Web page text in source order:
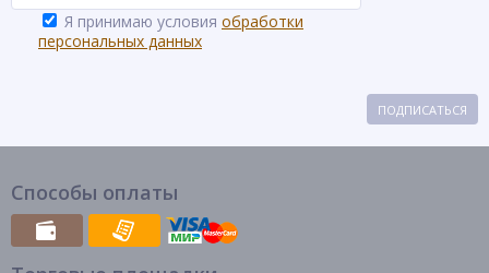
Я принимаю условия обработки
персональных данных
ПОДПИСАТЬСЯ
Способы оплаты